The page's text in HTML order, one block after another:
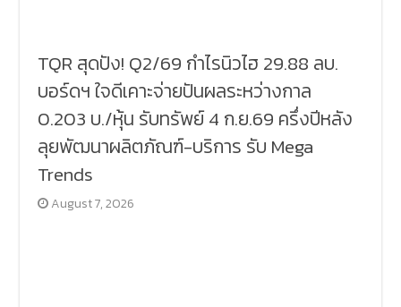
TQR สุดปัง! Q2/69 กำไรนิวไฮ 29.88 ลบ.
บอร์ดฯ ใจดีเคาะจ่ายปันผลระหว่างกาล
0.203 บ./หุ้น รับทรัพย์ 4 ก.ย.69 ครึ่งปีหลัง
ลุยพัฒนาผลิตภัณฑ์-บริการ รับ Mega
Trends
August 7, 2026